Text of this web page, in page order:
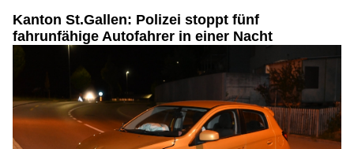
Kanton St.Gallen: Polizei stoppt fünf
fahrunfähige Autofahrer in einer Nacht